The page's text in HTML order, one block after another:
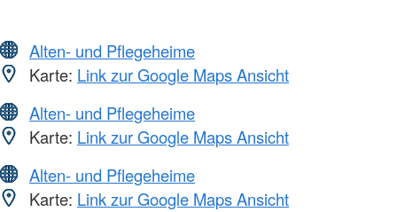
Alten- und Pflegeheime
Karte: Link zur Google Maps Ansicht
Alten- und Pflegeheime
Karte: Link zur Google Maps Ansicht
Alten- und Pflegeheime
Karte: Link zur Google Maps Ansicht